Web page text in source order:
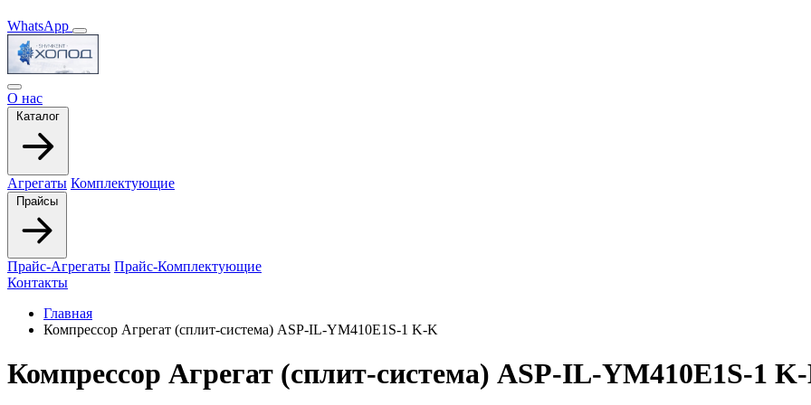
WhatsApp
О нас
Каталог
Агрегаты Комплектующие
Прайсы
Прайс-Агрегаты Прайс-Комплектующие
Контакты
Главная
Компрессор Агрегат (сплит-система) ASP-IL-YM410E1S-1 K-K
Компрессор Агрегат (сплит-система) ASP-IL-YM410E1S-1